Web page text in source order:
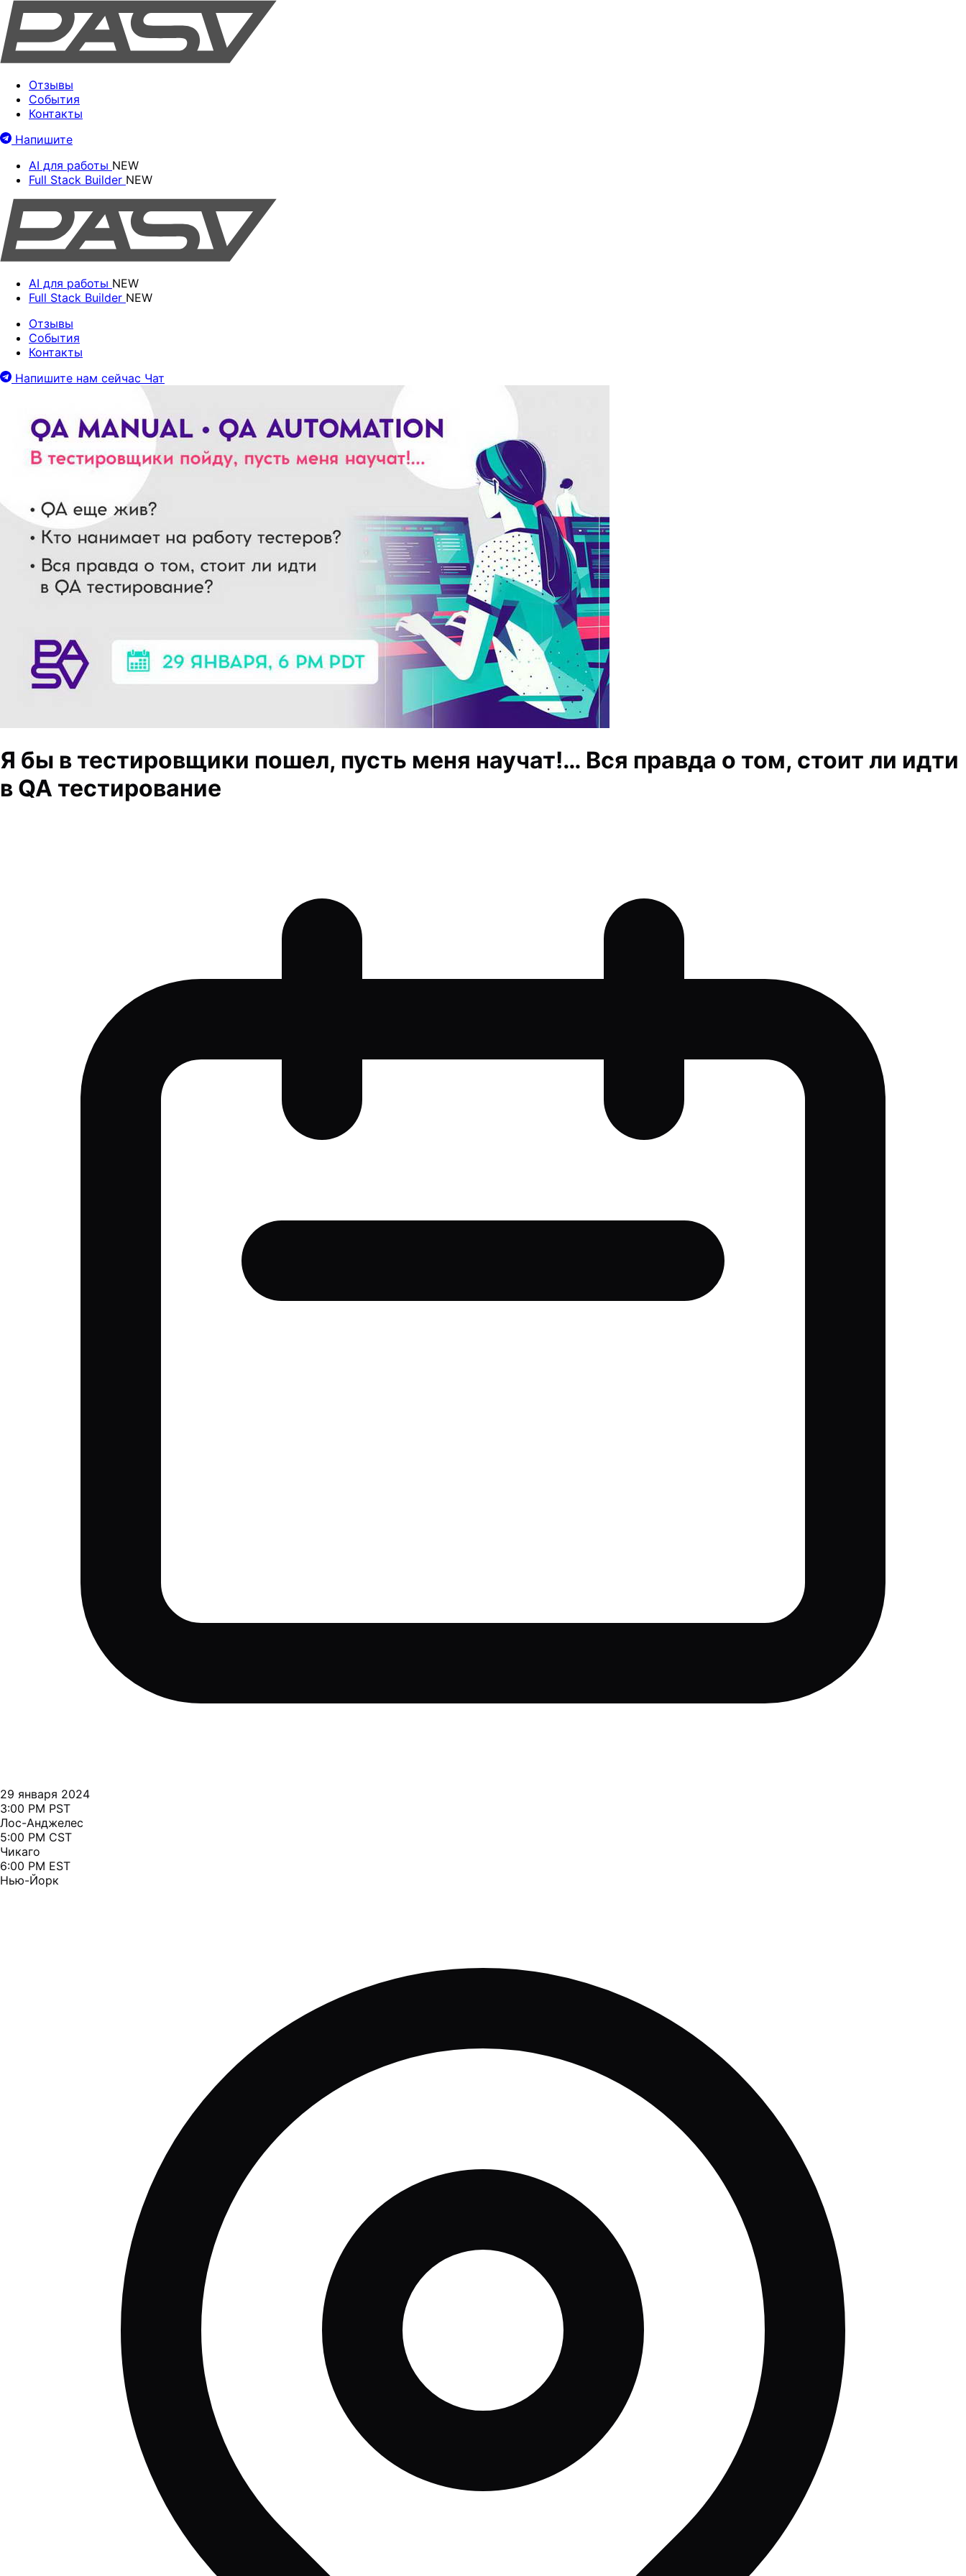
Отзывы
События
Контакты
Напишите
AI для работы NEW
Full Stack Builder NEW
AI для работы NEW
Full Stack Builder NEW
Отзывы
События
Контакты
Напишите нам сейчас Чат
Я бы в тестировщики пошел, пусть меня научат!… Вся правда о том, стоит ли идти
в QA тестирование
29 января 2024
3:00 PM PST
Лос-Анджелес
5:00 PM CST
Чикаго
6:00 PM EST
Нью-Йорк